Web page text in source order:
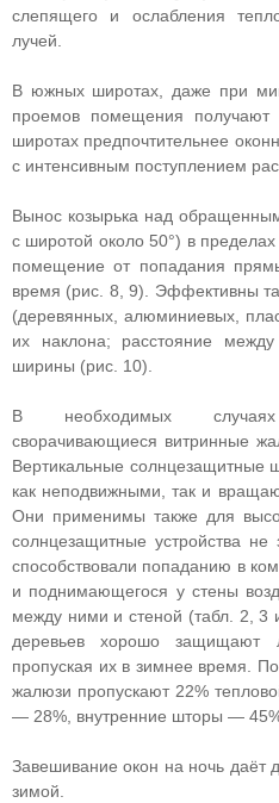
слепящего и ослабления
лучей.
В южных широтах, даже при
проемов помещения получают
широтах предпочтительнее
с интенсивным поступлением
Вынос козырька над
с широтой около 50°) в
помещение от попадания
время (рис. 8, 9). Эффективны
(деревянных, алюминиевых,
их наклона; расстояние
ширины (рис. 10).
В необходимых
сворачивающиеся витринные
Вертикальные солнцезащитные
как неподвижными, так и
Они применимы также для
солнцезащитные устройства
способствовали попаданию в
и поднимающегося у стены
между ними и стеной (табл. 2, 3
деревьев хорошо защищают
пропуская их в зимнее время.
жалюзи пропускают 22%
— 28%, внутренние шторы —
Завешивание окон на ночь даёт
зимой.